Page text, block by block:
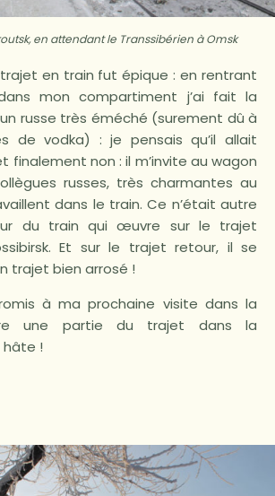
en attendant le Transsibérien à Omsk
en train fut épique : en rentrant
mon compartiment j’ai fait la
russe très éméché (surement dû à
de vodka) : je pensais qu’il allait
finalement non : il m’invite au wagon
russes, très charmantes au
dans le train. Ce n’était autre
du train qui œuvre sur le trajet
Et sur le trajet retour, il se
trajet bien arrosé !
à ma prochaine visite dans la
une partie du trajet dans la
hâte !